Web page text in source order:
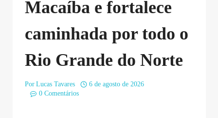
Macaíba e fortalece
caminhada por todo o
Rio Grande do Norte
Por Lucas Tavares
6 de agosto de 2026
0 Comentários